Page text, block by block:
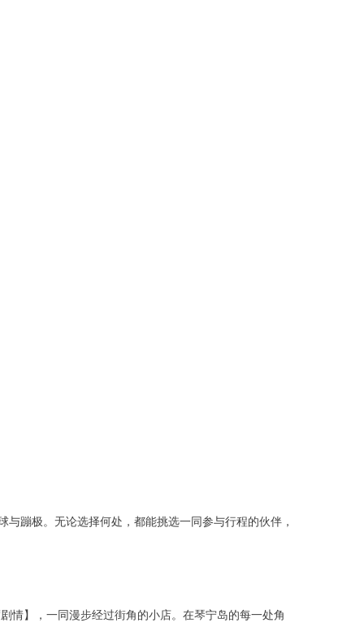
蹦极。无论选择何处，都能挑选一同参与行程的伙伴，
情】，一同漫步经过街角的小店。在琴宁岛的每一处角